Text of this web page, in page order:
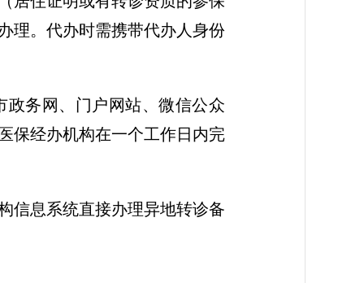
理。代办时需携带代办人身份
政务网、门户网站、微信公众
保经办机构在一个工作日内完
信息系统直接办理异地转诊备